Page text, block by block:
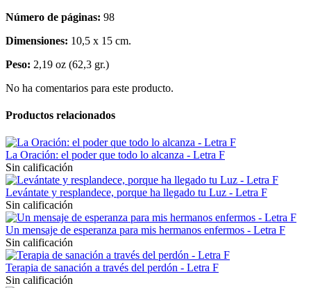
Número de páginas: 98
Dimensiones: 10,5 x 15 cm.
Peso: 2,19 oz (62,3 gr.)
No ha comentarios para este producto.
Productos relacionados
La Oración: el poder que todo lo alcanza - Letra F
Sin calificación
Levántate y resplandece, porque ha llegado tu Luz - Letra F
Sin calificación
Un mensaje de esperanza para mis hermanos enfermos - Letra F
Sin calificación
Terapia de sanación a través del perdón - Letra F
Sin calificación